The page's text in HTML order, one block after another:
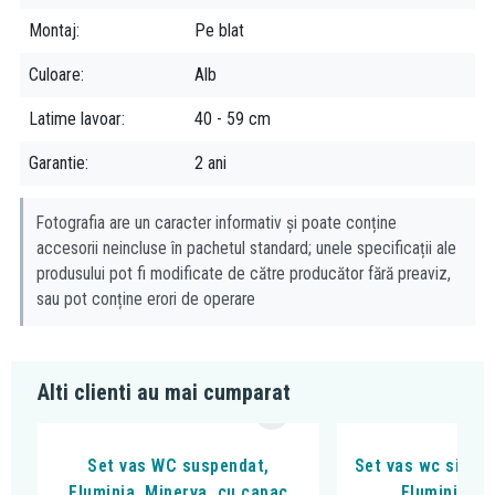
Compatibilitate:
separat, se achizitioneaza bateria, sifonul si ventiul
inchide
cu baterii stative inalte, fie cu baterii de perete
Nota!
pentru ca montarea bateriei stative sa se poate efectua atat
tehnic cat si estetic, in momentul montarii pe blat trebuie asigurat
un spatiu suficient intre perete si lavoar.
Montaj Pe blat
Culoare Alb
Latime lavoar 40 - 59 cm
Garantie 2 ani
Fotografia are un caracter informativ și poate conține
accesorii neincluse în pachetul standard; unele specificații ale
produsului pot fi modificate de către producător fără preaviz,
sau pot conține erori de operare
Alti clienti au mai cumparat
Set vas WC suspendat,
Set vas wc si